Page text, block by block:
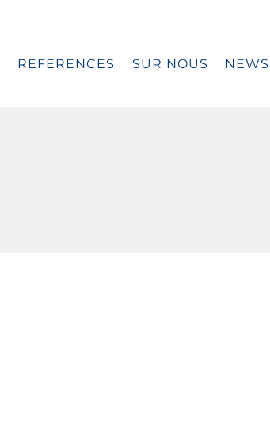
REFERENCES SUR NOUS NEWS